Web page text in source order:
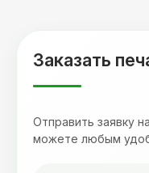
Заказать
Отправить заявку
можете любым